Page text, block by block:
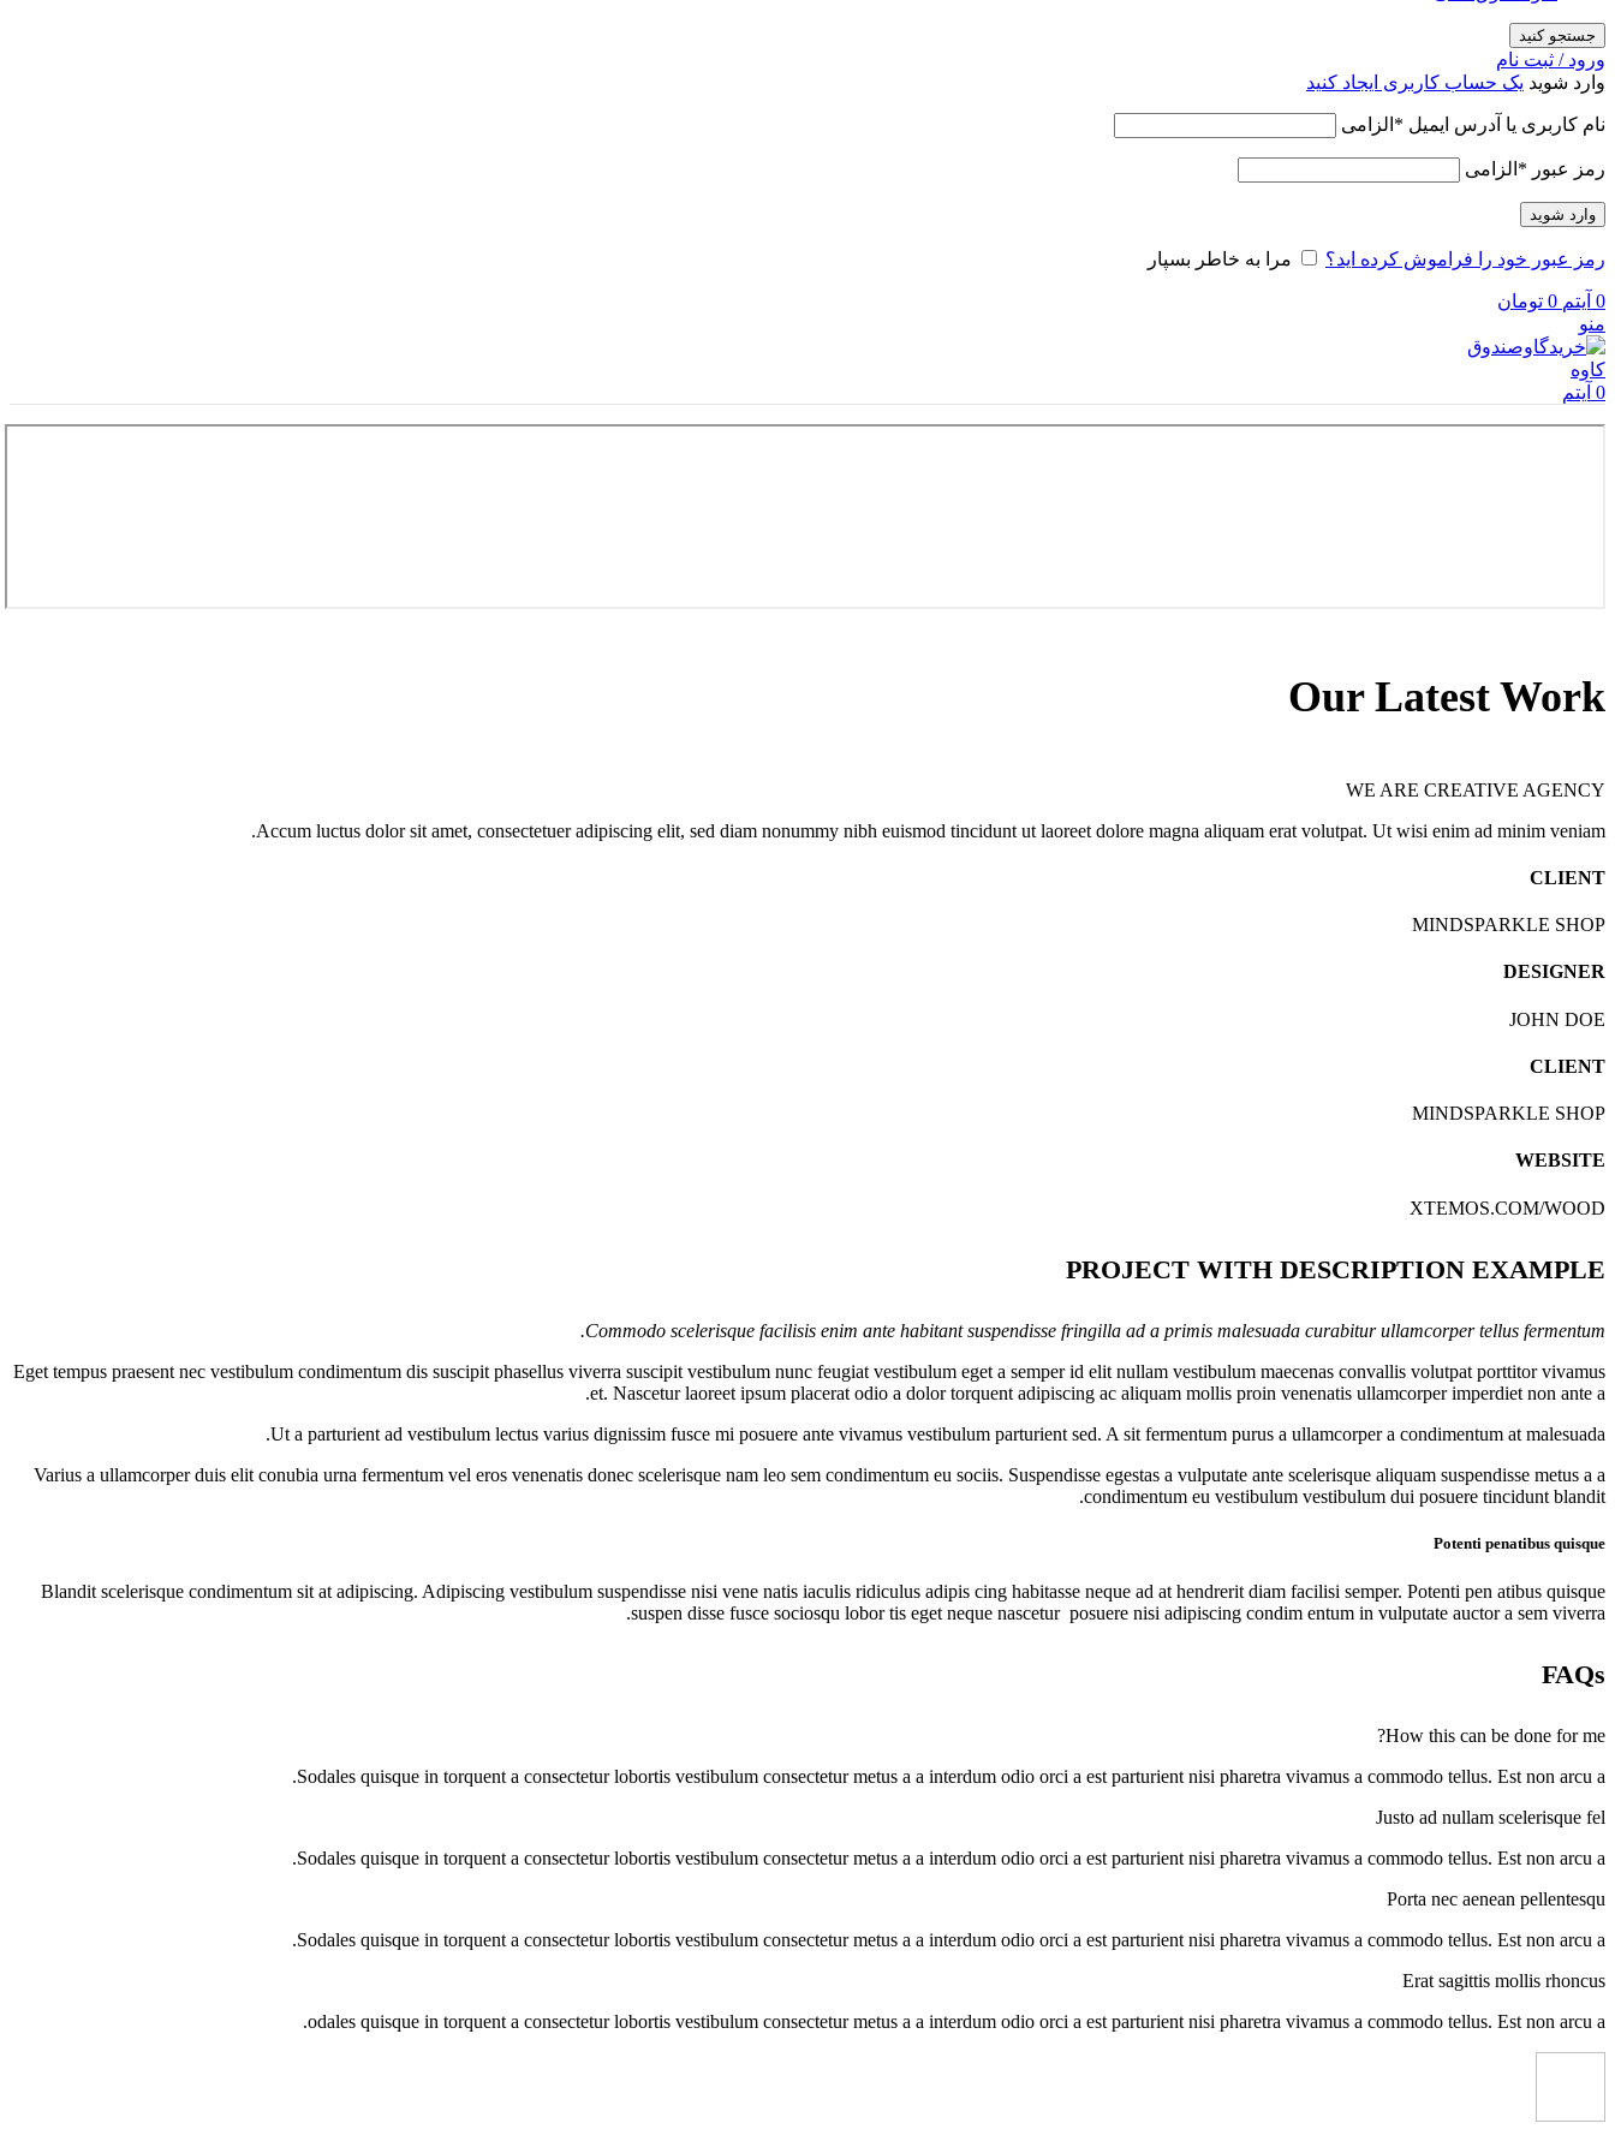
جستجو کنید
ورود / ثبت نام
وارد شوید یک حساب کاربری ایجاد کنید
نام کاربری یا آدرس ایمیل * الزامی
رمز عبور * الزامی
وارد شوید
رمز عبور خود را فراموش کرده اید؟ مرا به خاطر بسپار
0 آیتم 0 تومان
منو
0 آیتم
Our Latest Work
WE ARE CREATIVE AGENCY
Accum luctus dolor sit amet, consectetuer adipiscing elit, sed diam nonummy nibh euismod tincidunt ut laoreet dolore magna aliquam erat volutpat. Ut wisi enim ad minim veniam.
CLIENT
MINDSPARKLE SHOP
DESIGNER
JOHN DOE
CLIENT
MINDSPARKLE SHOP
WEBSITE
XTEMOS.COM/WOOD
PROJECT WITH DESCRIPTION EXAMPLE
Commodo scelerisque facilisis enim ante habitant suspendisse fringilla ad a primis malesuada curabitur ullamcorper tellus fermentum.
Eget tempus praesent nec vestibulum condimentum dis suscipit phasellus viverra suscipit vestibulum nunc feugiat vestibulum eget a semper id elit nullam vestibulum maecenas convallis volutpat porttitor vivamus
et. Nascetur laoreet ipsum placerat odio a dolor torquent adipiscing ac aliquam mollis proin venenatis ullamcorper imperdiet non ante a.
Ut a parturient ad vestibulum lectus varius dignissim fusce mi posuere ante vivamus vestibulum parturient sed. A sit fermentum purus a ullamcorper a condimentum at malesuada.
Varius a ullamcorper duis elit conubia urna fermentum vel eros venenatis donec scelerisque nam leo sem condimentum eu sociis. Suspendisse egestas a vulputate ante scelerisque aliquam suspendisse metus a a
condimentum eu vestibulum vestibulum dui posuere tincidunt blandit.
Potenti penatibus quisque
Blandit scelerisque condimentum sit at adipiscing. Adipiscing vestibulum suspendisse nisi vene natis iaculis ridiculus adipis cing habitasse neque ad at hendrerit diam facilisi semper. Potenti pen atibus quisque
suspen disse fusce sociosqu lobor tis eget neque nascetur posuere nisi adipiscing condim entum in vulputate auctor a sem viverra.
FAQs
How this can be done for me?
Sodales quisque in torquent a consectetur lobortis vestibulum consectetur metus a a interdum odio orci a est parturient nisi pharetra vivamus a commodo tellus. Est non arcu a.
Justo ad nullam scelerisque fel
Sodales quisque in torquent a consectetur lobortis vestibulum consectetur metus a a interdum odio orci a est parturient nisi pharetra vivamus a commodo tellus. Est non arcu a.
Porta nec aenean pellentesqu
Sodales quisque in torquent a consectetur lobortis vestibulum consectetur metus a a interdum odio orci a est parturient nisi pharetra vivamus a commodo tellus. Est non arcu a.
Erat sagittis mollis rhoncus
odales quisque in torquent a consectetur lobortis vestibulum consectetur metus a a interdum odio orci a est parturient nisi pharetra vivamus a commodo tellus. Est non arcu a.